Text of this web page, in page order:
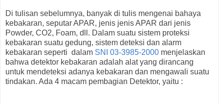
Di tulisan sebelumnya, banyak di tulis mengenai bahaya
kebakaran, seputar APAR, jenis jenis APAR dari jenis
Powder, CO2, Foam, dll. Dalam suatu sistem proteksi
kebakaran suatu gedung, sistem deteksi dan alarm
kebakaran seperti dalam SNI 03-3985-2000 menjelaskan
bahwa detektor kebakaran adalah alat yang dirancang
untuk mendeteksi adanya kebakaran dan mengawali suatu
tindakan. Ada 4 macam pembagian Detektor, yaitu :